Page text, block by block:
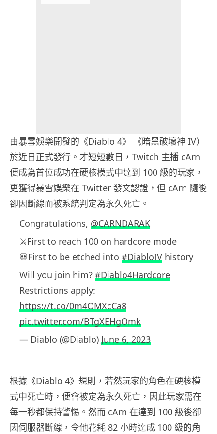
由暴雪娛樂開發的《Diablo 4》 《暗黑破壞神 IV）
於近日正式發行。才短短數日，Twitch 主播 cArn
便成為首位成功在硬核模式中達到 100 級的玩家，
更獲得暴雪娛樂在 Twitter 發文認證，但 cArn 隨後
卻因斷線而被系統判定為永久死亡。
Congratulations, @CARNDARAK
⚔️First to reach 100 on hardcore mode
💀First to be etched into #DiabloIV history
Will you join him? #Diablo4Hardcore
Restrictions apply:
https://t.co/0m4OMXcCa8
pic.twitter.com/BTgXEHgOmk
— Diablo (@Diablo) June 6, 2023
根據《Diablo 4》規則，若然玩家的角色在硬核模
式中死亡時，便會被定為永久死亡，因此玩家需在
每一秒都保持警惕。然而 cArn 在達到 100 級後卻
因伺服器斷線，令他花耗 82 小時達成 100 級的角